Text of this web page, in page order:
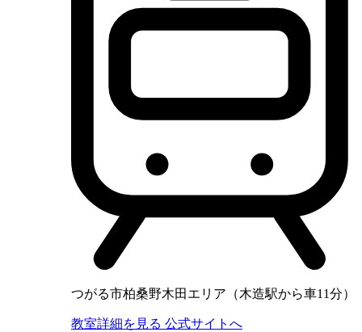
つがる市柏桑野木田エリア（木造駅から車11分）
教室詳細を見る 公式サイトへ